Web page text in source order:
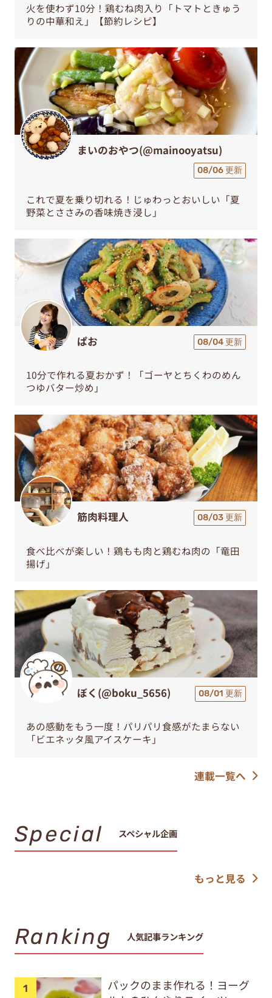
火を使わず10分！鶏むね肉入り「トマトときゅう
りの中華和え」【節約レシピ】
まいのおやつ(@mainooyatsu)
08/06 更新
これで夏を乗り切れる！じゅわっとおいしい「夏
野菜とささみの香味焼き浸し」
ぱお 08/04 更新
10分で作れる夏おかず！「ゴーヤとちくわのめん
つゆバター炒め」
筋肉料理人 08/03 更新
食べ比べが楽しい！鶏もも肉と鶏むね肉の「竜田
揚げ」
ぼく(@boku_5656) 08/01 更新
あの感動をもう一度！パリパリ食感がたまらない
「ビエネッタ風アイスケーキ」
連載一覧へ
Special スペシャル企画
もっと見る
Ranking 人気記事ランキング
パックのまま作れる！ヨーグ